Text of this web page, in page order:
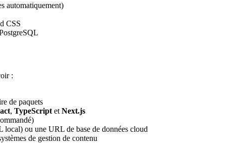
automatiquement)
CSS
:
de paquets
, TypeScript et Next.js
local) ou une URL de base de données cloud
de gestion de contenu